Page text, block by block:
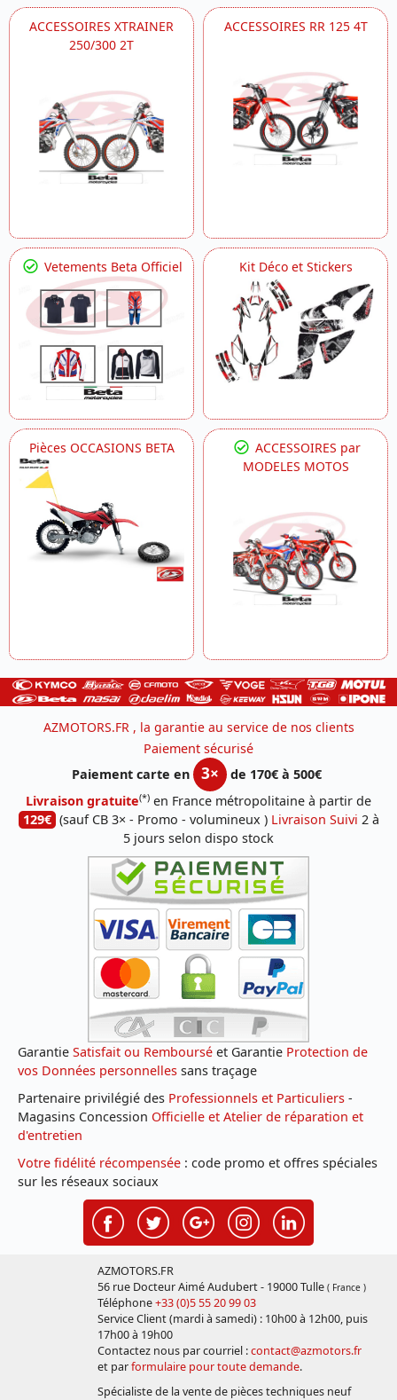
ACCESSOIRES XTRAINER
250/300 2T
ACCESSOIRES RR 125 4T
Vetements Beta Officiel Kit Déco et Stickers
Pièces OCCASIONS BETA
ACCESSOIRES par
MODELES MOTOS
AZMOTORS.FR , la garantie au service de nos clients
Paiement sécurisé
Paiement carte en
3×
de 170€ à 500€
Livraison gratuite(*) en France métropolitaine à partir de
129€ (sauf CB 3× - Promo - volumineux ) Livraison Suivi 2 à
5 jours selon dispo stock
Garantie Satisfait ou Remboursé et Garantie Protection de
vos Données personnelles sans traçage
Partenaire privilégié des Professionnels et Particuliers -
Magasins Concession Officielle et Atelier de réparation et
d'entretien
Votre fidélité récompensée : code promo et offres spéciales
sur les réseaux sociaux
AZMOTORS.FR
56 rue Docteur Aimé Audubert - 19000 Tulle ( France )
Téléphone+33 (0)5 55 20 99 03
Service Client (mardi à samedi) : 10h00 à 12h00, puis
17h00 à 19h00
Contactez nous par courriel :contact@azmotors.fr
et parformulaire pour toute demande.
Spécialiste de la vente de pièces techniques neuf